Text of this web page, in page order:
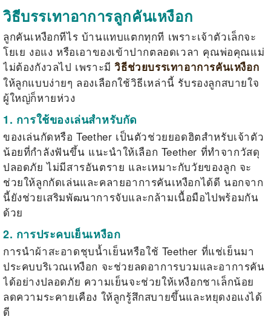
วิธีบรรเทาอาการลูกคันเหงือก
ลูกคันเหงือกทีไร บ้านแทบแตกทุกที เพราะเจ้าตัวเล็กจะ
โยเย งอแง หรือเอาของเข้าปากตลอดเวลา คุณพ่อคุณแม่
ไม่ต้องกังวลไป เพราะมีวิธีช่วยบรรเทาอาการคันเหงือก
ให้ลูกแบบง่ายๆ ลองเลือกใช้วิธีเหล่านี้ รับรองลูกสบายใจ
ผู้ใหญ่ก็หายห่วง
1. การใช้ของเล่นสำหรับกัด
ของเล่นกัดหรือ Teether เป็นตัวช่วยยอดฮิตสำหรับเจ้าตัว
น้อยที่กำลังฟันขึ้น แนะนำให้เลือก Teether ที่ทำจากวัสดุ
ปลอดภัย ไม่มีสารอันตราย และเหมาะกับวัยของลูก จะ
ช่วยให้ลูกกัดเล่นและคลายอาการคันเหงือกได้ดี นอกจาก
นี้ยังช่วยเสริมพัฒนาการจับและกล้ามเนื้อมือไปพร้อมกัน
ด้วย
2. การประคบเย็นเหงือก
การนำผ้าสะอาดชุบน้ำเย็นหรือใช้ Teether ที่แช่เย็นมา
ประคบบริเวณเหงือก จะช่วยลดอาการบวมและอาการคัน
ได้อย่างปลอดภัย ความเย็นจะช่วยให้เหงือกชาเล็กน้อย
ลดความระคายเคือง ให้ลูกรู้สึกสบายขึ้นและหยุดงอแงได้
ดี